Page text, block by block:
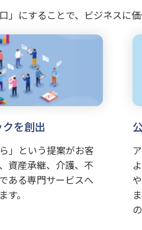
」にすることで、ビジネスに価
を創出
」という提案がお客
資産承継、介護、不
ある専門サービスへ
。